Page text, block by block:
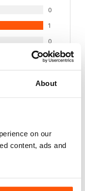
About
on our
content, ads and
0
1
0
0